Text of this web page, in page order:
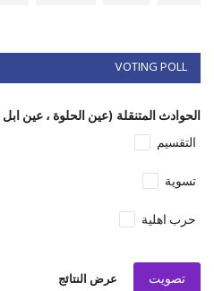
VOTING POLL
الحوادث المتنقلة (عين الحلوة ، عين
التقسيم
تسوية
حرب اهلية
تصويت عرض النتائج